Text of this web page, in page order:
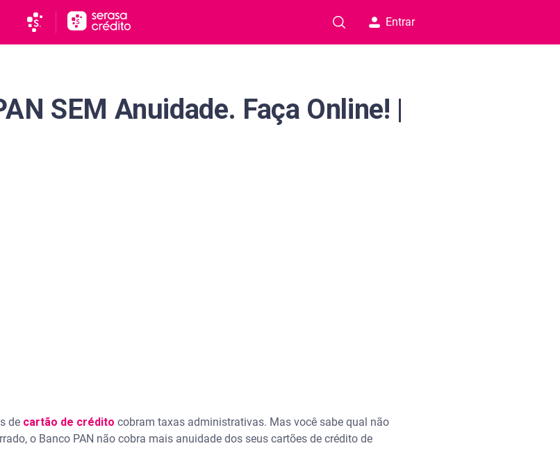
Entrar
SEM Anuidade. Faça Online! |
de cartão de crédito cobram taxas administrativas. Mas você sabe qual não
o Banco PAN não cobra mais anuidade dos seus cartões de crédito de